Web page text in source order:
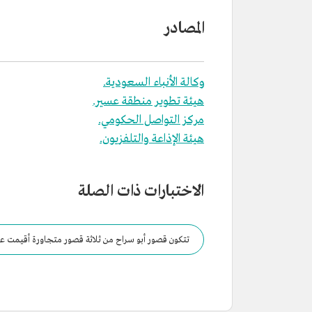
المصادر
وكالة الأنباء السعودية.
هيئة تطوير منطقة عسير.
مركز التواصل الحكومي.
هيئة الإذاعة والتلفزيون.
الاختبارات ذات الصلة
تتكون قصور أبو سراح من ثلاثة قصور متجاورة أقيمت